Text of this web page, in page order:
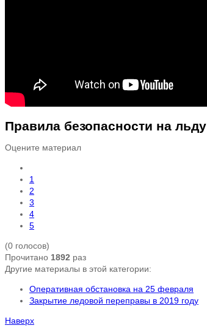
Правила безопасности на льду
Оцените материал
1
2
3
4
5
(0 голосов)
Прочитано 1892 раз
Другие материалы в этой категории:
Оперативная обстановка на 25 февраля
Закрытие ледовой переправы в 2019 году
Наверх